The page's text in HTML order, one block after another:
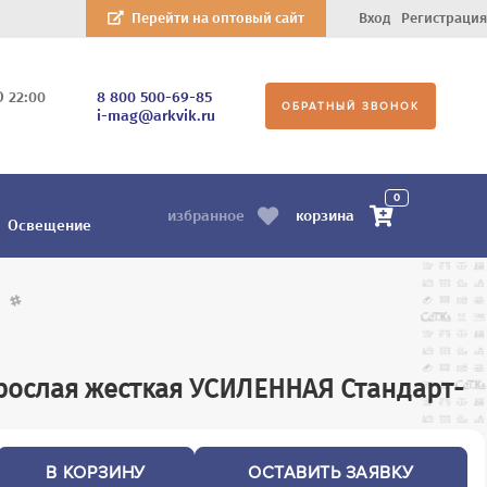
Вход Регистрация
Перейти на оптовый сайт
22:00
8 800 500-69-85
i-mag@arkvik.ru
ОБРАТНЫЙ ЗВОНОК
Освещение
избранное
0
корзина
/
жесткая УСИЛЕННАЯ Стандарт-
В КОРЗИНУ ОСТАВИТЬ ЗАЯВКУ